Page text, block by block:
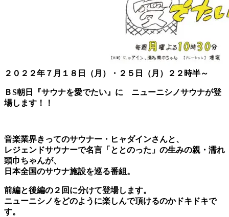
２０２２年７ 月１８日（月）・２５日（月）２２時半～
ＢS朝日『サウナを愛でたい』に ニューニシノサウナが登
場します！！
音楽業界きってのサウナー・ヒャダインさんと、
レジェンドサウナーで名言「ととのった」の生みの親・濡れ
頭巾ちゃんが、
日本全国のサウナ施設を巡る番組。
前編と後編の２回に分けて登場します。
ニューニシノをどのように楽しんで頂けるのかドキドキで
す。